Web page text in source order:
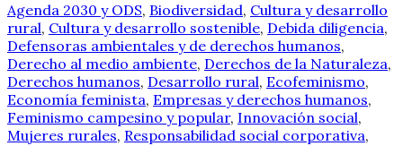
Agenda 2030 y ODS, Biodiversidad, Cultura y desarrollo
rural, Cultura y desarrollo sostenible, Debida diligencia,
Defensoras ambientales y de derechos humanos,
Derecho al medio ambiente, Derechos de la Naturaleza,
Derechos humanos, Desarrollo rural, Ecofeminismo,
Economía feminista, Empresas y derechos humanos,
Feminismo campesino y popular, Innovación social,
Mujeres rurales, Responsabilidad social corporativa,